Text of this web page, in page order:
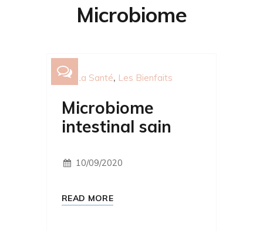
Microbiome
La Santé Les Bienfaits
Microbiome
intestinal sain
10/09/2020
READ MORE